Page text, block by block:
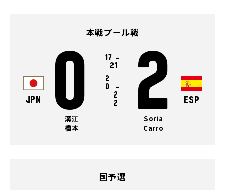
本戦プール戦
JPN 0 17 -
21
2
0
-
2
2
2 ESP
溝江
橋本
Soria
Carro
国予選